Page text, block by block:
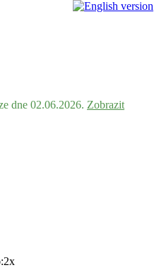
dne 02.06.2026. Zobrazit